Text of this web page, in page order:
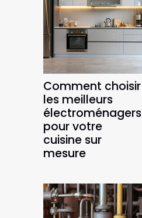
Comment choisir
les meilleurs
électroménagers
pour votre
cuisine sur
mesure